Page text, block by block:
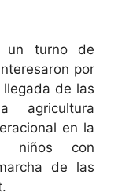
un turno de
por
de las
agricultura
en la
niños con
de las